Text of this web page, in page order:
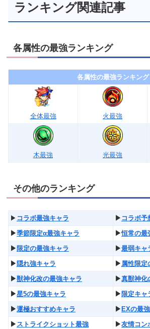
ランキング関連記事
各属性の最強ランキング
各属性の最強ランキング
全体最強 火最強
木最強 光最強
その他のランキング
▶︎ コラボ最強キャラ ▶︎ コラボ予
▶︎季節限定α最強キャラ ▶︎恒常の最
▶︎ 限定の最強キャラ ▶︎最弱キャ
▶︎隠れ強キャラ ▶︎ 属性限定
▶︎獣神化改の最強キャラ ▶︎真獣神化
▶︎星5の最強キャラ ▶︎ 限定キャ
▶︎運極おすすめキャラ ▶︎EXの最
▶︎ ストライクショット最強 ▶︎友情コン